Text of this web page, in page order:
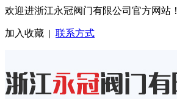
欢迎进浙江永冠阀门有限公司官方网站！
加入收藏 | 联系方式